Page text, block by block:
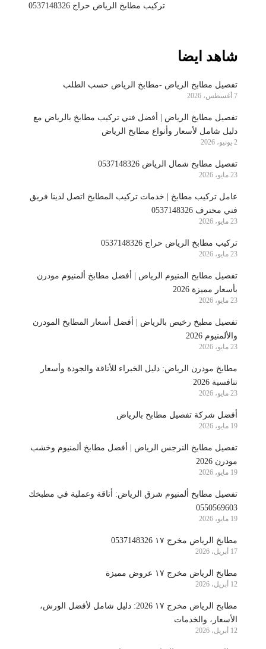
تركيب مطابخ الرياض حراج 0537148326
شاهد ايضا
تفصيل مطابخ الرياض -مطابخ الرياض حسب الطلب
7 أغسطس، 2026
تفصيل مطابخ الرياض | أفضل فني تركيب مطابخ بالرياض مع
دليل شامل لأسعار وأنواع مطابخ الرياض
2 يونيو، 2026
تفصيل مطابخ شمال الرياض 0537148326
23 مايو، 2026
عامل تركيب مطابخ | خدمات تركيب المطابخ اتصل لدينا فريق
فني محترف 0537148326
23 مايو، 2026
تركيب مطابخ الرياض حراج 0537148326
23 مايو، 2026
تفصيل مطابخ المنيوم الرياض | أفضل مطابخ ألمنيوم مودرن
بأسعار مميزة 2026
23 مايو، 2026
تفصيل مطبخ رخيص بالرياض | أفضل أسعار المطابخ المودرن
والألمنيوم 2026
23 مايو، 2026
مطابخ مودرن الرياض: دليل الخبراء للأناقة والجودة وأسعار
تنافسية 2026
23 مايو، 2026
أفضل شركة تفصيل مطابخ بالرياض
19 مايو، 2026
تفصيل مطابخ النرجس الرياض | أفضل مطابخ ألمنيوم وخشب
مودرن 2026
19 مايو، 2026
تفصيل مطابخ ألمنيوم شرق الرياض: أناقة وعملية في مطبخك
0550569603
19 مايو، 2026
مطابخ الرياض مخرج ١٧ 0537148326
17 أبريل، 2026
مطابخ الرياض مخرج ١٧ عروض مميزة
12 أبريل، 2026
مطابخ الرياض مخرج ١٧ 2026: دليل شامل لأفضل الورش،
الأسعار، والخدمات
12 أبريل، 2026